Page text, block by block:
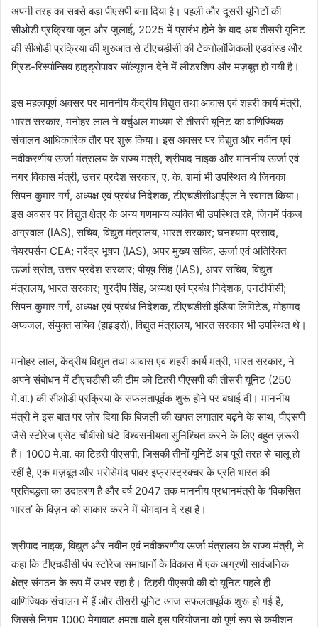
अपनी तरह का सबसे बड़ा पीएसपी बना दिया है। पहली और दूसरी यूनिटों की
सीओडी प्रक्रिया जून और जुलाई, 2025 में प्रारंभ होने के बाद अब तीसरी यूनिट
की सीओडी प्रक्रिया की शुरुआत से टीएचडीसी की टेक्नोलॉजिकली एडवांस्ड और
ग्रिड-रिस्पॉन्सिव हाइड्रोपावर सॉल्यूशन देने में लीडरशिप और मज़बूत हो गयी है।
इस महत्वपूर्ण अवसर पर माननीय केंद्रीय विद्युत तथा आवास एवं शहरी कार्य मंत्री,
भारत सरकार, मनोहर लाल ने वर्चुअल माध्यम से तीसरी यूनिट का वाणिज्यिक
संचालन आधिकारिक तौर पर शुरू किया। इस अवसर पर विद्युत और नवीन एवं
नवीकरणीय ऊर्जा मंत्रालय के राज्य मंत्री, श्रीपाद नाइक और माननीय ऊर्जा एवं
नगर विकास मंत्री, उत्तर प्रदेश सरकार, ए. के. शर्मा भी उपस्थित थे जिनका
सिपन कुमार गर्ग, अध्यक्ष एवं प्रबंध निदेशक, टीएचडीसीआईएल ने स्वागत किया।
इस अवसर पर विद्युत क्षेत्र के अन्य गणमान्य व्यक्ति भी उपस्थित रहे, जिनमें पंकज
अग्रवाल (IAS), सचिव, विद्युत मंत्रालय, भारत सरकार; घनश्याम प्रसाद,
चेयरपर्सन CEA; नरेंद्र भूषण (IAS), अपर मुख्य सचिव, ऊर्जा एवं अतिरिक्त
ऊर्जा स्रोत, उत्तर प्रदेश सरकार; पीयूष सिंह (IAS), अपर सचिव, विद्युत
मंत्रालय, भारत सरकार; गुरदीप सिंह, अध्यक्ष एवं प्रबंध निदेशक, एनटीपीसी;
सिपन कुमार गर्ग, अध्यक्ष एवं प्रबंध निदेशक, टीएचडीसी इंडिया लिमिटेड, मोहम्मद
अफजल, संयुक्त सचिव (हाइड्रो), विद्युत मंत्रालय, भारत सरकार भी उपस्थित थे।
मनोहर लाल, केंद्रीय विद्युत तथा आवास एवं शहरी कार्य मंत्री, भारत सरकार, ने
अपने संबोधन में टीएचडीसी की टीम को टिहरी पीएसपी की तीसरी यूनिट (250
मे.वा.) की सीओडी प्रक्रिया के सफलतापूर्वक शुरू होने पर बधाई दी। माननीय
मंत्री ने इस बात पर ज़ोर दिया कि बिजली की खपत लगातार बढ़ने के साथ, पीएसपी
जैसे स्टोरेज एसेट चौबीसों घंटे विश्वसनीयता सुनिश्चित करने के लिए बहुत ज़रूरी
हैं। 1000 मे.वा. का टिहरी पीएसपी, जिसकी तीनों यूनिटें अब पूरी तरह से चालू हो
रहीं हैं, एक मज़बूत और भरोसेमंद पावर इंफ्रास्ट्रक्चर के प्रति भारत की
प्रतिबद्धता का उदाहरण है और वर्ष 2047 तक माननीय प्रधानमंत्री के ‘विकसित
भारत’ के विज़न को साकार करने में योगदान दे रहा है।
श्रीपाद नाइक, विद्युत और नवीन एवं नवीकरणीय ऊर्जा मंत्रालय के राज्य मंत्री, ने
कहा कि टीएचडीसी पंप स्टोरेज समाधानों के विकास में एक अग्रणी सार्वजनिक
क्षेत्र संगठन के रूप में उभर रहा है। टिहरी पीएसपी की दो यूनिट पहले ही
वाणिज्यिक संचालन में हैं और तीसरी यूनिट आज सफलतापूर्वक शुरू हो गई है,
जिससे निगम 1000 मेगावाट क्षमता वाले इस परियोजना को पूर्ण रूप से कमीशन